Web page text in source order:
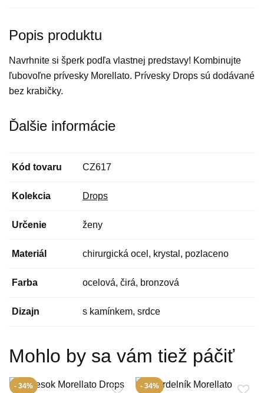
Popis produktu
Navrhnite si šperk podľa vlastnej predstavy! Kombinujte
ľubovoľne prívesky Morellato. Prívesky Drops sú dodávané
bez krabičky.
Ďalšie informácie
Kód tovaru CZ617
Kolekcia Drops
Určenie ženy
Materiál chirurgická ocel, krystal, pozlaceno
Farba ocelová, čirá, bronzová
Dizajn s kamínkem, srdce
Mohlo by sa vám tiež páčiť
- 34% - 34%